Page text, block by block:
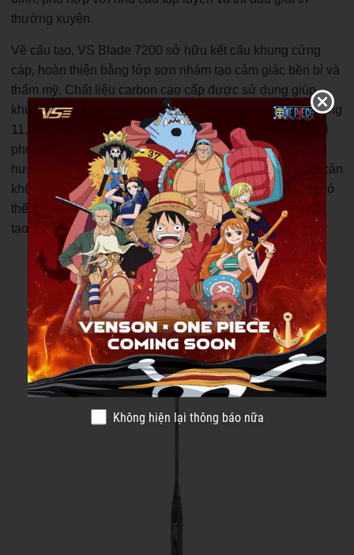
thường xuyên.
Về cấu tạo, VS Blade 7200 sở hữu kết cấu khung cứng
cáp, hoàn thiện bằng lớp sơn nhám tạo cảm giác bền bỉ và
thẩm mỹ. Chất liệu carbon cao cấp được sử dụng giúp
khung vợt chịu được mức căng dây lên đến 26 lbs (khoảng
11,5 kg), đáp ứng tốt các yêu cầu cơ bản của người chơi
phong trào. Đáng chú ý, khung vợt được thiết kế theo
hướng khí động học với mặt cắt lục giác, giúp giảm lực cản
không khí và tăng tốc độ vung vợt. Nhờ đó, người chơi có
thể thực hiện các pha đánh nhanh, dồn nhịp hiệu quả và
tạo áp lực liên tục lên đối thủ bên kia sân.
Không hiện lại thông báo nữa